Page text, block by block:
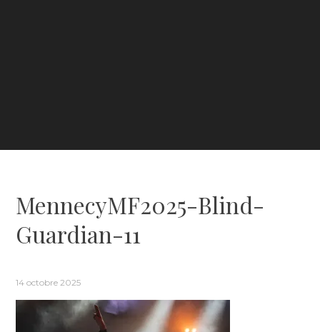
MennecyMF2025-Blind-
Guardian-11
14 octobre 2025